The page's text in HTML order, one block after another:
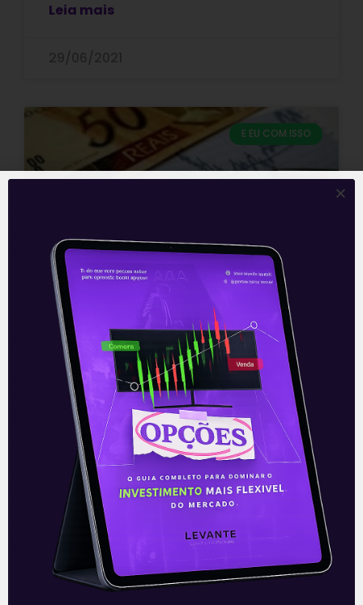
Leia mais
E EU COM ISSO
O dragão da inflação
Nos anos 1980, quando a inflação
brasileira estava entre as mais altas do
mundo, os cartunistas dos jornais
ilustravam a alta dos preços como um
Leia mais
19/01/2021
E EU COM ISSO